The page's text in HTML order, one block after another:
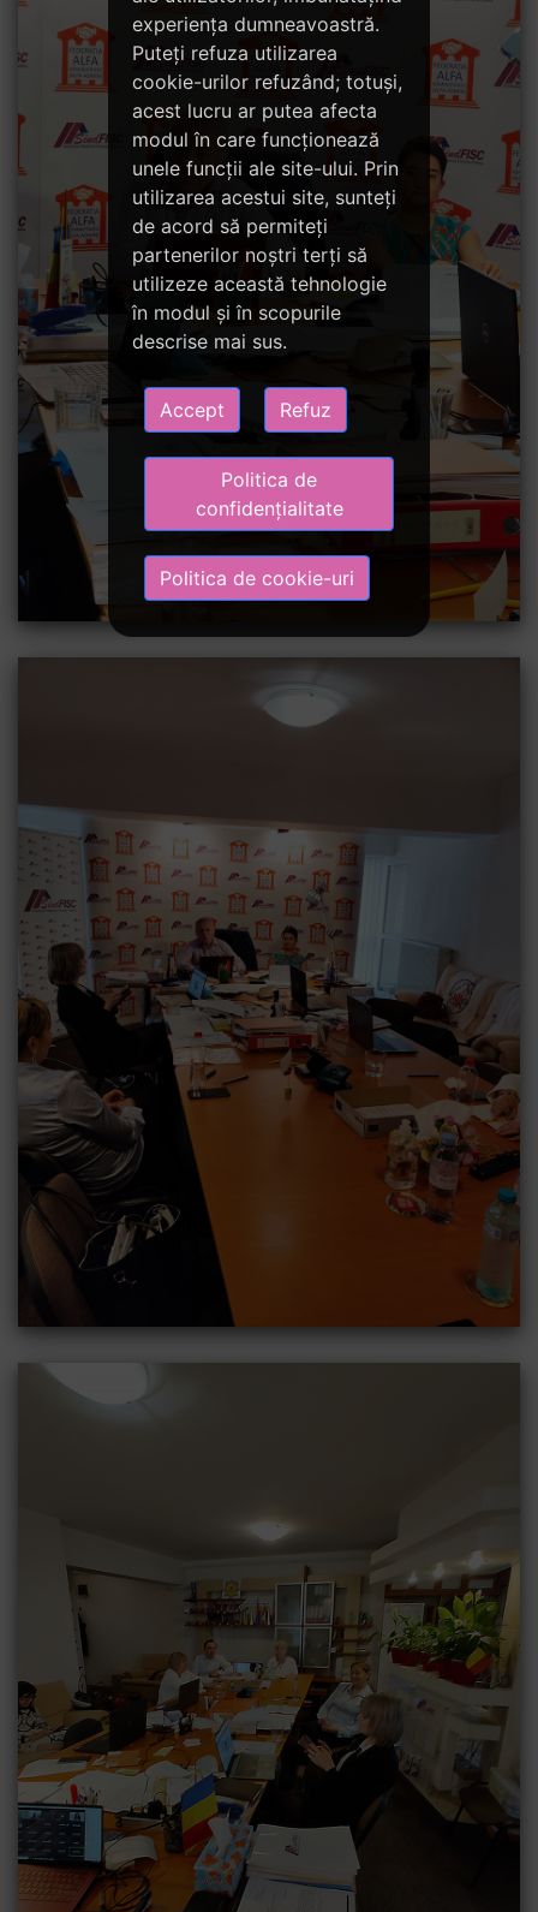
experiența dumneavoastră.
Puteți refuza utilizarea
cookie-urilor refuzând; totuși,
acest lucru ar putea afecta
modul în care funcționează
unele funcții ale site-ului. Prin
utilizarea acestui site, sunteți
de acord să permiteți
partenerilor noștri terți să
utilizeze această tehnologie
în modul și în scopurile
descrise mai sus.
Accept Refuz
Politica de
confidențialitate
Politica de cookie-uri